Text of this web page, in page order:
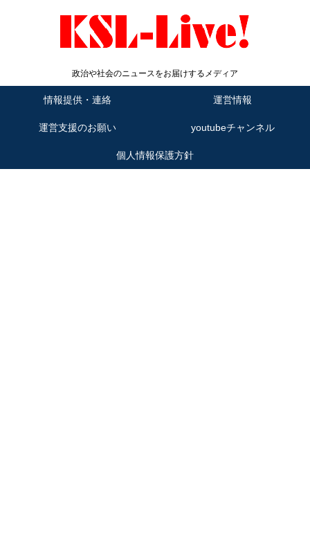
政治や社会のニュースをお届けするメディア
情報提供・連絡 運営情報
運営支援のお願い youtubeチャンネル
個人情報保護方針